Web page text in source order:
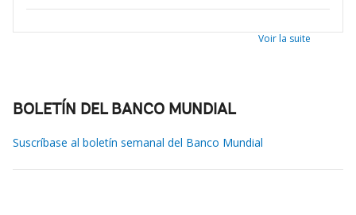
Voir la suite
BOLETÍN DEL BANCO MUNDIAL
Suscríbase al boletín semanal del Banco Mundial